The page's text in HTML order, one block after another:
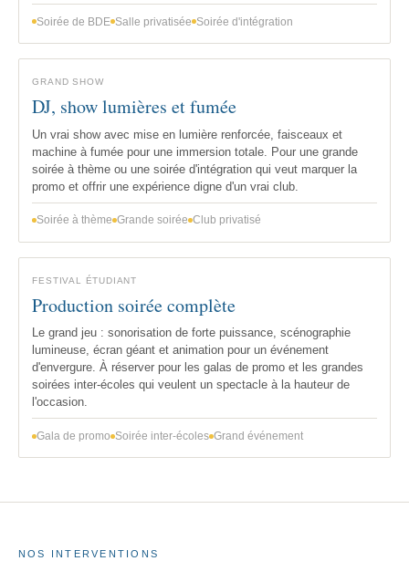
Soirée de BDE Salle privatisée Soirée d'intégration
GRAND SHOW
DJ, show lumières et fumée
Un vrai show avec mise en lumière renforcée, faisceaux et
machine à fumée pour une immersion totale. Pour une grande
soirée à thème ou une soirée d'intégration qui veut marquer la
promo et offrir une expérience digne d'un vrai club.
Soirée à thème Grande soirée Club privatisé
FESTIVAL ÉTUDIANT
Production soirée complète
Le grand jeu : sonorisation de forte puissance, scénographie
lumineuse, écran géant et animation pour un événement
d'envergure. À réserver pour les galas de promo et les grandes
soirées inter-écoles qui veulent un spectacle à la hauteur de
l'occasion.
Gala de promo Soirée inter-écoles Grand événement
NOS INTERVENTIONS